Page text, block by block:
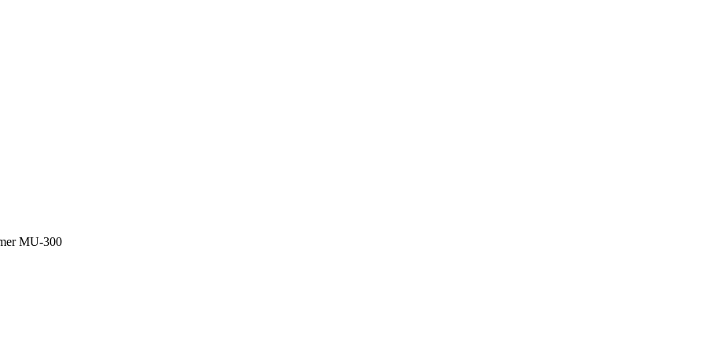
MU-300